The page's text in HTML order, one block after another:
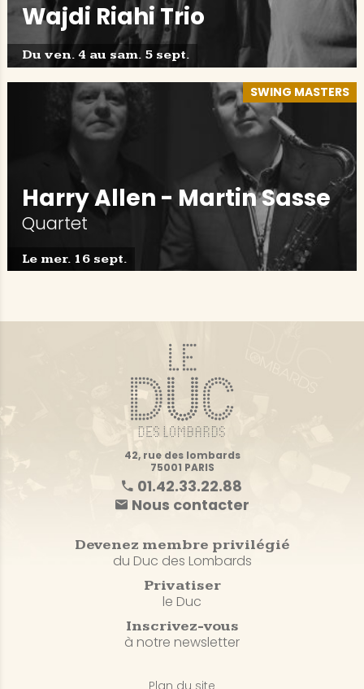
Wajdi Riahi Trio
Du ven. 4 au sam. 5 sept.
SWING MASTERS
Harry Allen - Martin Sasse
Quartet
Le mer. 16 sept.
42, rue des lombards
75001 PARIS
01.42.33.22.88
Nous contacter
Devenez membre privilégié
du Duc des Lombards
Privatiser
le Duc
Inscrivez-vous
à notre newsletter